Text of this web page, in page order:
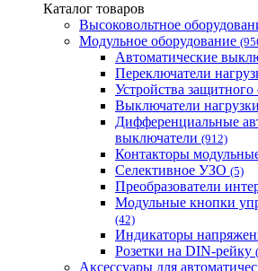
Промфактор
Термофит
Укрэнерго-Альянс (Украина)
Каталог товаров
Высоковольтное
Модульное оборудование
Автоматические
Переключатели
Устройства
Выключатели нагрузки
Дифференциальные
выключатели (912)
Контакторы
Селективное УЗО (5)
Преобразователи
Модульные кнопки
(42)
Индикаторы
Розетки на DIN-рейку
Аксессуары для